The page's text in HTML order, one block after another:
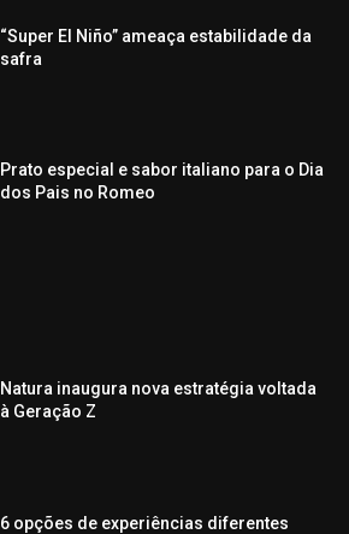
“Super El Niño” ameaça estabilidade da
safra
Prato especial e sabor italiano para o Dia
dos Pais no Romeo
Natura inaugura nova estratégia voltada
à Geração Z
6 opções de experiências diferentes